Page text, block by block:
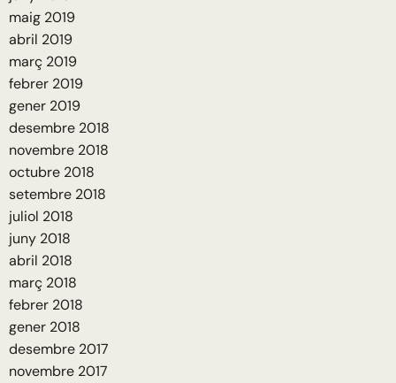
maig 2019
abril 2019
març 2019
febrer 2019
gener 2019
desembre 2018
novembre 2018
octubre 2018
setembre 2018
juliol 2018
juny 2018
abril 2018
març 2018
febrer 2018
gener 2018
desembre 2017
novembre 2017